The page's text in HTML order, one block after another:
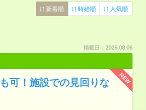
新着順 時給順 人気順
掲載日：2026.08.06
NEW
可！施設での見回りな